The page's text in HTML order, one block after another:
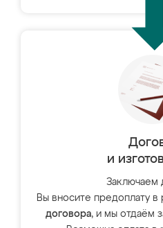
и
Заключаем
Вы вносите предоплату в
договора, и мы отдаём